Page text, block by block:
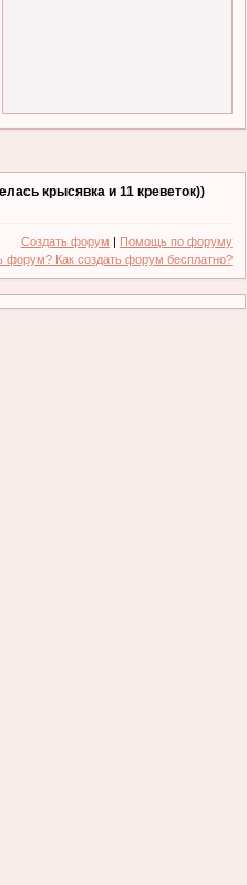
крысявка и 11 креветок))
Создать форум | Помощь по форуму